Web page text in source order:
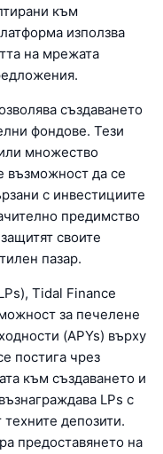
към
използва
на мрежата
създаването
фондове. Тези
множество
възможност да се
с инвестициите
предимство
своите
пазар.
Tidal Finance
за печелене
(APYs) върху
постига чрез
към създаването и
LPs с
депозити.
предоставянето на